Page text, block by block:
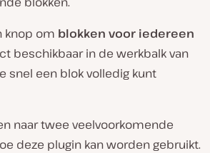
knop om blokken voor iedereen
beschikbaar in de werkbalk van
snel een blok volledig kunt
naar twee veelvoorkomende
deze plugin kan worden gebruikt.